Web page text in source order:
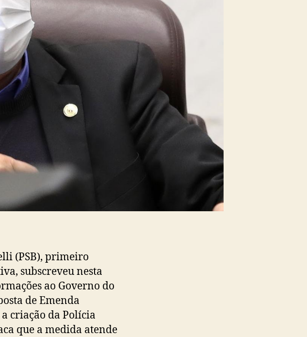
(PSB), primeiro
subscreveu nesta
ao Governo do
de Emenda
criação da Polícia
que a medida atende